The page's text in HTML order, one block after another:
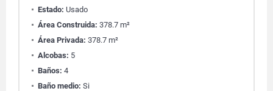
Estado: Usado
Área Construida: 378.7 m²
Área Privada: 378.7 m²
Alcobas: 5
Baños: 4
Baño medio: Si